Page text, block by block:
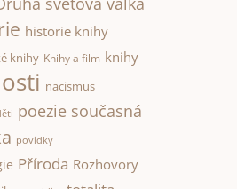
historie knihy
knihy Knihy a film knihy
nacismus
poezie současná
povidky
Příroda Rozhovory